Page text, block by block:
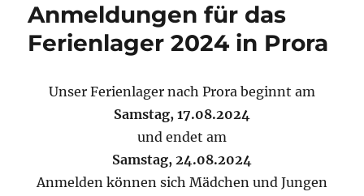
Anmeldungen für das
Ferienlager 2024 in Prora
Unser Ferienlager nach Prora beginnt am
Samstag, 17.08.2024
und endet am
Samstag, 24.08.2024
Anmelden können sich Mädchen und Jungen